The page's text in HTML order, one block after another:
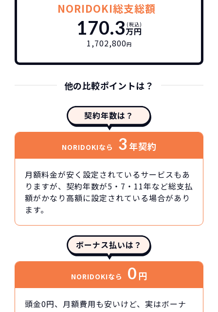
NORIDOKI総支総額
170.3万円
(税込)
1,702,800円
他の比較ポイントは？
契約年数は？
NORIDOKIなら 3 年契約
月額料金が安く設定されているサービスもあ
りますが、契約年数が5・7・11年など総支払
額がかなり高額に設定されている場合があり
ます。
ボーナス払いは？
NORIDOKIなら 0円
頭金0円、月額費用も安いけど、実はボーナ